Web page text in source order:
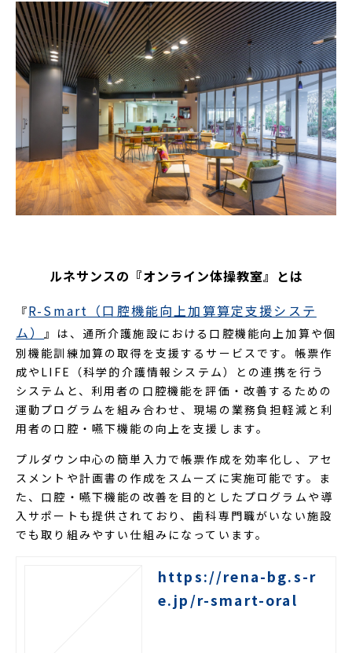
ルネサンスの『オンライン体操教室』とは
『R-Smart（口腔機能向上加算算定支援システ
ム）
』は、通所介護施設における口腔機能向上加算や個
別機能訓練加算の取得を支援するサービスです。帳票作
成やLIFE（科学的介護情報システム）との連携を行う
システムと、利用者の口腔機能を評価・改善するための
運動プログラムを組み合わせ、現場の業務負担軽減と利
用者の口腔・嚥下機能の向上を支援します。
プルダウン中心の簡単入力で帳票作成を効率化し、アセ
スメントや計画書の作成をスムーズに実施可能です。ま
た、口腔・嚥下機能の改善を目的としたプログラムや導
入サポートも提供されており、歯科専門職がいない施設
でも取り組みやすい仕組みになっています。
https://rena-bg.s-r
e.jp/r-smart-oral